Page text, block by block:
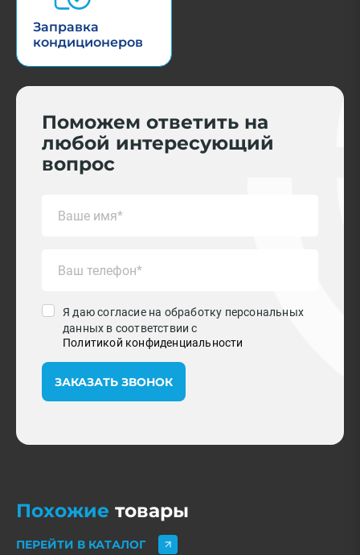
Заправка
кондиционеров
Поможем ответить на
любой интересующий
вопрос
Я даю согласие на обработку персональных
данных в соответствии с
Политикой конфиденциальности
ЗАКАЗАТЬ ЗВОНОК
Похожие товары
ПЕРЕЙТИ В КАТАЛОГ